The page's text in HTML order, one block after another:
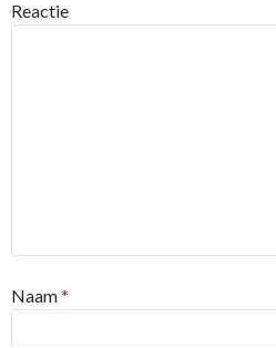
Reactie
Naam*